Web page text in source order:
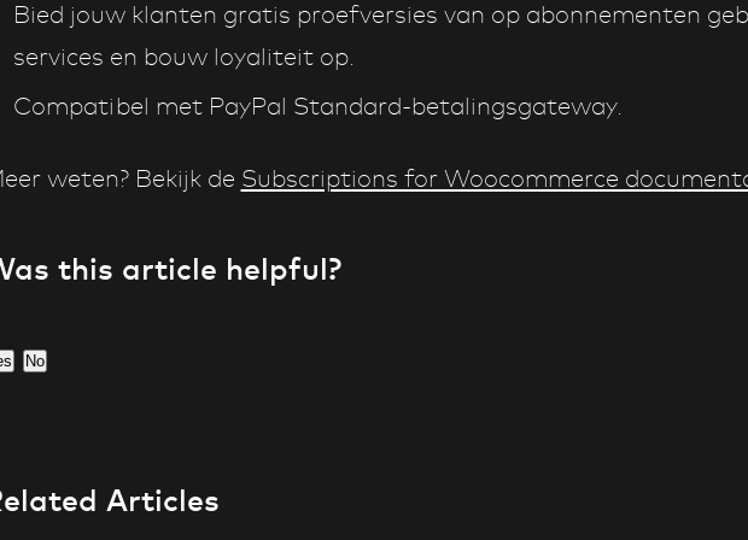
Bied jouw klanten gratis proefversies van op abonnementen
services en bouw loyaliteit op.
Compatibel met PayPal Standard-betalingsgateway.
weten? Bekijk de Subscriptions for Woocommerce
this article helpful?
No
Articles